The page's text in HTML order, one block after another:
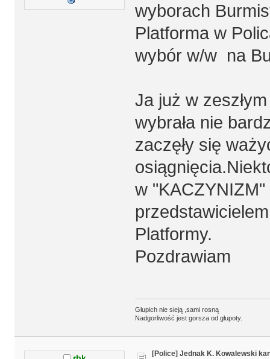
wyborach
Platforma w
wybór w/w na
Ja już w
wybrała nie
zaczęły się
w
Platformy.
Pozdrawiam
Głupich nie sieją ,sami rosną
Nadgorliwość jest gorsza od głupoty.
[Police] Jednak K. Kowalewski